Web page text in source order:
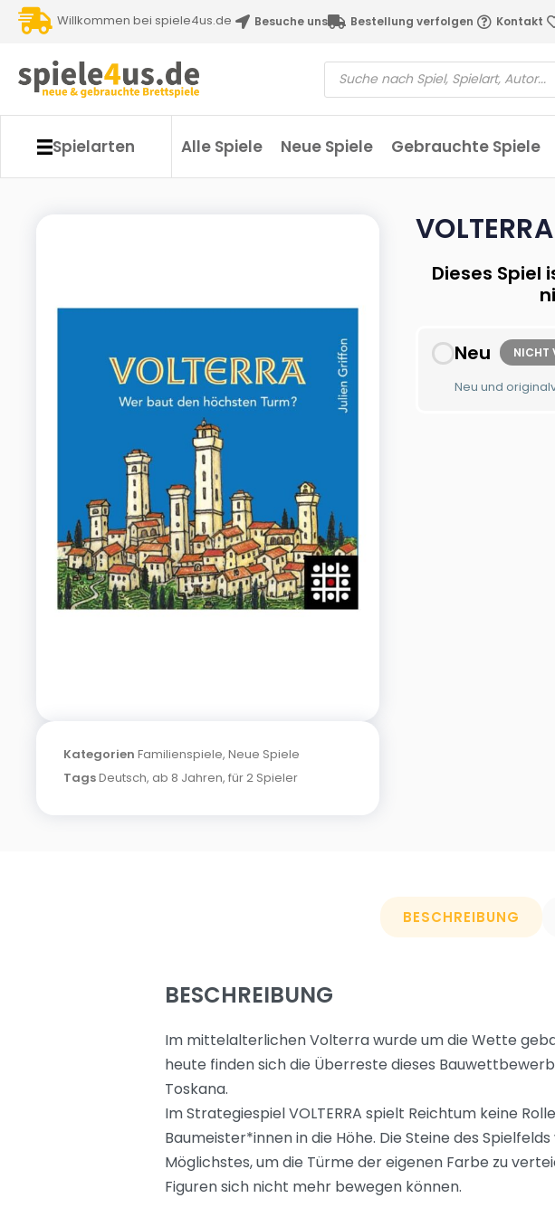
Willkommen bei spiele4us.de Besuche uns Bestellung verfolgen Kontakt
Spielarten Alle Spiele Neue Spiele Gebrauchte Spiele
Kategorien Familienspiele, Neue Spiele
TagsDeutsch, ab 8 Jahren, für 2 Spieler
VOLTERRA
Dieses
Neu NICHT
Neu und
BESCHREIBUNG
BESCHREIBUNG
Im mittelalterlichen Volterra wurde um die Wette
heute finden sich die Überreste dieses
Toskana.
Im Strategiespiel VOLTERRA spielt Reichtum keine
Baumeister*innen in die Höhe. Die Steine des
Möglichstes, um die Türme der eigenen Farbe zu
Figuren sich nicht mehr bewegen können.